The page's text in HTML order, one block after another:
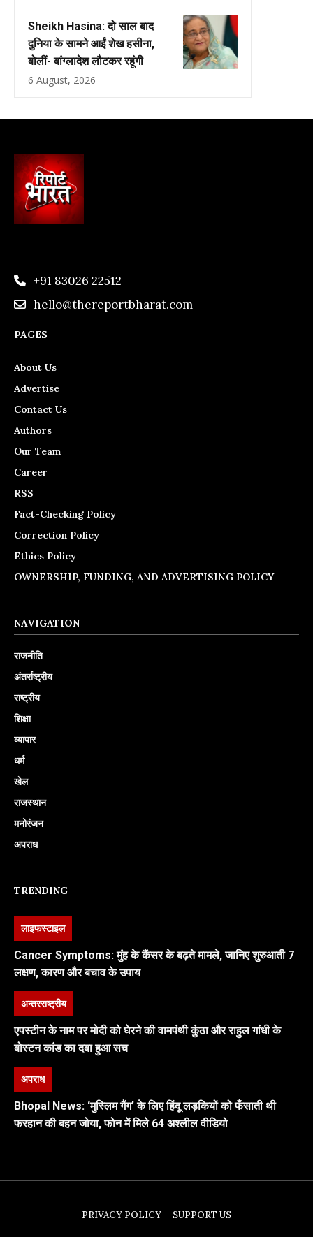
Sheikh Hasina: दो साल बाद
दुनिया के सामने आईं शेख हसीना,
बोलीं- बांग्लादेश लौटकर रहूंगी
6 August, 2026
+91 83026 22512
hello@thereportbharat.com
PAGES
About Us
Advertise
Contact Us
Authors
Our Team
Career
RSS
Fact-Checking Policy
Correction Policy
Ethics Policy
OWNERSHIP, FUNDING, AND ADVERTISING POLICY
NAVIGATION
राजनीति
अंतर्राष्ट्रीय
राष्ट्रीय
शिक्षा
व्यापार
धर्म
खेल
राजस्थान
मनोरंजन
अपराध
TRENDING
लाइफस्टाइल
Cancer Symptoms: मुंह के कैंसर के बढ़ते मामले, जानिए शुरुआती 7
लक्षण, कारण और बचाव के उपाय
अन्तरराष्ट्रीय
एपस्टीन के नाम पर मोदी को घेरने की वामपंथी कुंठा और राहुल गांधी के
बोस्टन कांड का दबा हुआ सच
अपराध
Bhopal News: ‘मुस्लिम गैंग’ के लिए हिंदू लड़कियों को फँसाती थी
फरहान की बहन जोया, फोन में मिले 64 अश्लील वीडियो
PRIVACY POLICY SUPPORT US